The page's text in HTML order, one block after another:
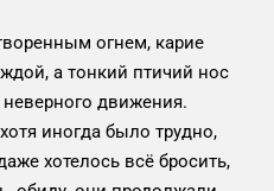
огнем, карие
а тонкий птичий нос
движения.
иногда было трудно,
хотелось всё бросить,